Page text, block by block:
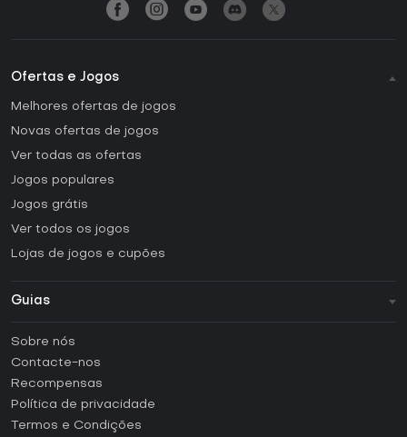
Ofertas e Jogos
Melhores ofertas de jogos
Novas ofertas de jogos
Ver todas as ofertas
Jogos populares
Jogos grátis
Ver todos os jogos
Lojas de jogos e cupões
Guias
Como ativar uma CD Key Steam?
Como ativar uma CD Key Epic Games?
Como ativar uma CD Key GOG?
Sobre nós
Contacte-nos
Recompensas
Política de privacidade
Termos e Condições